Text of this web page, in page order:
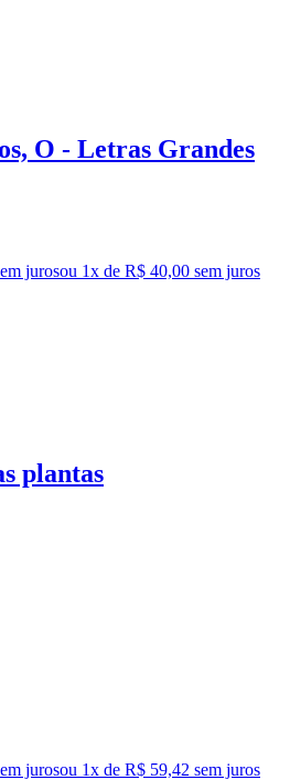
O - Letras Grandes
jurosou 1x de R$ 40,00 sem juros
plantas
jurosou 1x de R$ 59,42 sem juros